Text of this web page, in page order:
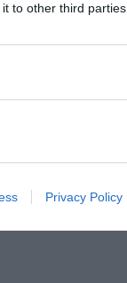
to other third parties.
Privacy Policy